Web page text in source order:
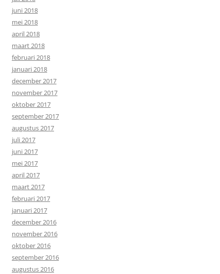
juni 2018
mei 2018
april 2018
maart 2018
februari 2018
januari 2018
december 2017
november 2017
oktober 2017
september 2017
augustus 2017
juli 2017
juni 2017
mei 2017
april 2017
maart 2017
februari 2017
januari 2017
december 2016
november 2016
oktober 2016
september 2016
augustus 2016